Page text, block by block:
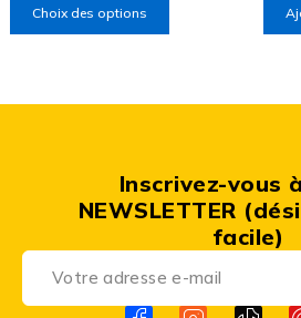
pièces
Choix des options
Inscrivez-vous
NEWSLETTER
facile)